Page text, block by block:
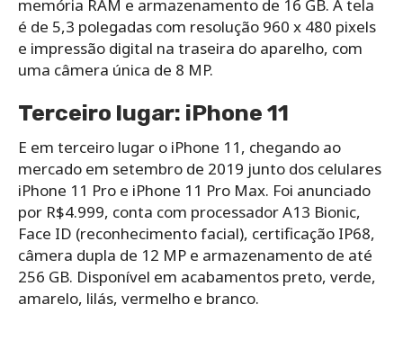
memória RAM e armazenamento de 16 GB. A tela
é de 5,3 polegadas com resolução 960 x 480 pixels
e impressão digital na traseira do aparelho, com
uma câmera única de 8 MP.
Terceiro lugar: iPhone 11
E em terceiro lugar o iPhone 11, chegando ao
mercado em setembro de 2019 junto dos celulares
iPhone 11 Pro e iPhone 11 Pro Max. Foi anunciado
por R$4.999, conta com processador A13 Bionic,
Face ID (reconhecimento facial), certificação IP68,
câmera dupla de 12 MP e armazenamento de até
256 GB. Disponível em acabamentos preto, verde,
amarelo, lilás, vermelho e branco.